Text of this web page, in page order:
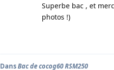
Superbe bac , et
photos !)
DansBac de cocog60 RSM250